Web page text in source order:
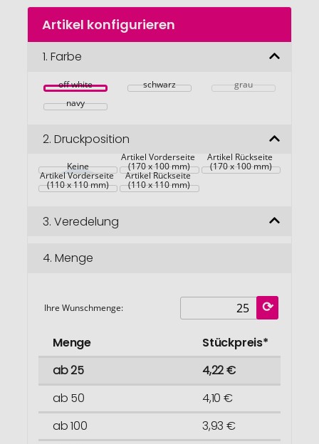
Zum
Anfang
Bildgalerie
Artikel konfigurieren
1. Farbe
off white schwarz
grau
navy
2. Druckposition
Keine
Artikel Vorderseite
(170 x 100 mm)
Artikel Rückseite
(170 x 100 mm)
Artikel Vorderseite
(110 x 110 mm)
Artikel Rückseite
(110 x 110 mm)
3. Veredelung
4. Menge
Ihre Wunschmenge:
Menge
Stückpreis*
ab 25
4,22 €
ab 50
4,10 €
ab 100
3,93 €